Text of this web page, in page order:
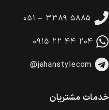
در هنگام خرید محصول،
وجود دارد.
خرید اقساطی با شرایط
است.
گارانتی معتبر برای تمامی
۰۵۱ – ۳۳۸۹ ۵۸۸۵
۰۹۱۵ ۲۲ ۴۴ ۲۰۴
@jahanstylecom
خدمات مشتریان